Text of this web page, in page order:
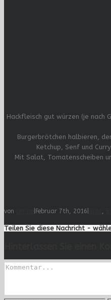
Hackfleisch gut würzen (je nach
Burgerbrötchen halbieren,
Ketchup, Senf und
Mit Salat, Tomatenscheiben
von Februar 7th, 2016 ,
Teilen Sie diese Nachricht -